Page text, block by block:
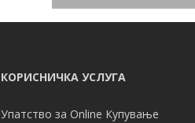
КОРИСНИЧКА УСЛУГА
Упатство за Online Купување